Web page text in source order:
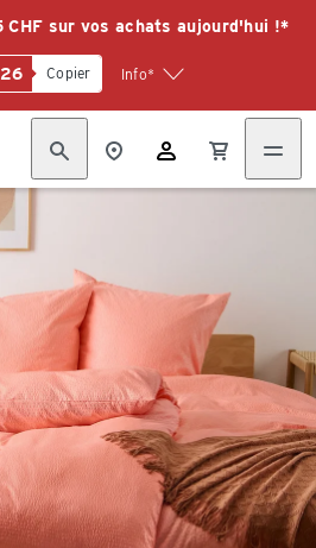
CHF sur vos achats aujourd'hui !*
Copier Info*